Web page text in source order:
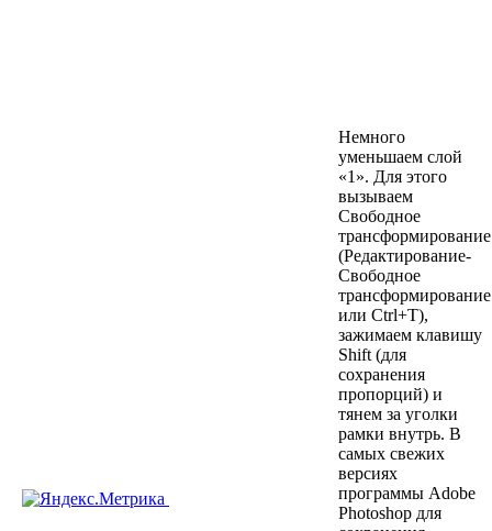
Немного
уменьшаем слой
«1». Для этого
вызываем
Свободное
трансформирование
(Редактирование-
Свободное
трансформирование
или Ctrl+T),
зажимаем клавишу
Shift (для
сохранения
пропорций) и
тянем за уголки
рамки внутрь. В
самых свежих
версиях
программы Adobe
Photoshop для